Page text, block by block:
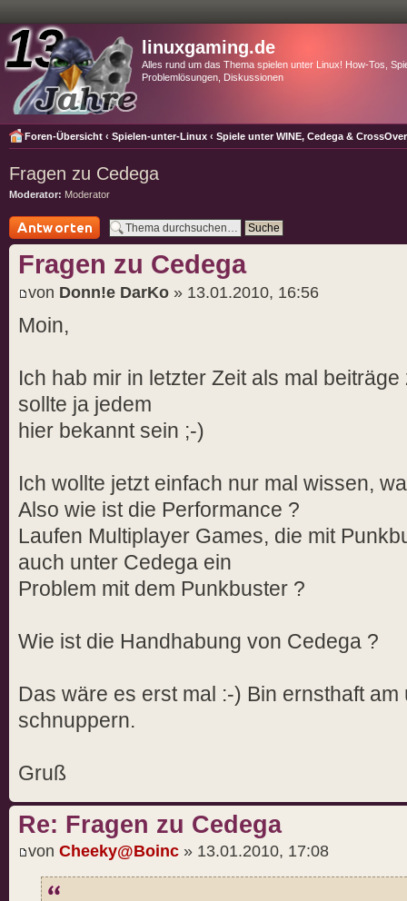
linuxgaming.de
Alles rund um das Thema spielen unter Linux! How-Tos,
Problemlösungen, Diskussionen
Foren-Übersicht ‹ Spielen-unter-Linux ‹ Spiele unter WINE, Cedega &
Fragen zu Cedega
Moderator: Moderator
Antwort schreiben
Fragen zu Cedega
von Donn!e DarKo » 13.01.2010, 16:56
Moin,
Ich hab mir in letzter Zeit als mal
sollte ja jedem
hier bekannt sein ;-)
Ich wollte jetzt einfach nur mal wissen,
Also wie ist die Performance ?
Laufen Multiplayer Games, die mit
auch unter Cedega ein
Problem mit dem Punkbuster ?
Wie ist die Handhabung von Cedega ?
Das wäre es erst mal :-) Bin ernsthaft
schnuppern.
Gruß
Re: Fragen zu Cedega
von Cheeky@Boinc » 13.01.2010, 17:08